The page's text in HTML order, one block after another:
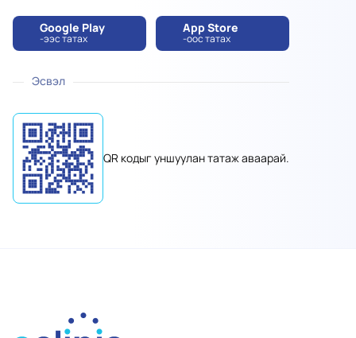
Google Play
-ээс татах
App Store
-оос татах
Эсвэл
QR кодыг уншуулан татаж аваарай.